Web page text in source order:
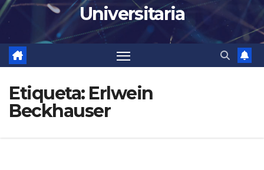
Universitaria
Etiqueta: Erlwein
Beckhauser